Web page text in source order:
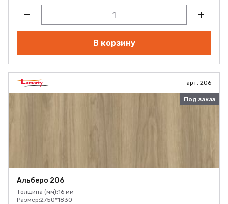
В корзину
арт. 206
Под заказ
Альберо 206
Толщина (мм):16 мм
Размер:2750*1830